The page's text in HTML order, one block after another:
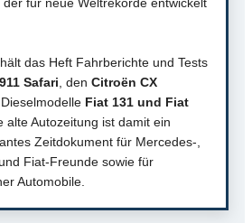
das Heft Fahrberichte und Tests
Safari , den Citroën CX
Fiat 131 und Fiat
alte Autozeitung ist damit ein
Zeitdokument für Mercedes-,
Fiat-Freunde sowie für
Automobile.